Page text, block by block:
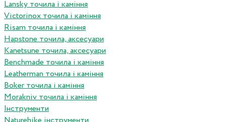
Lansky точила і каміння
Victorinox точила і каміння
Risam точила і каміння
Hapstone точила, аксесуари
Kanetsune точила, аксесуари
Benchmade точила і каміння
Leatherman точила і каміння
Boker точила і каміння
Morakniv точила і каміння
Інструменти